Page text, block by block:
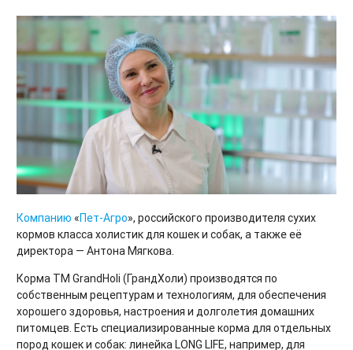
Компанию «Пет-Агро», российского производителя сухих
кормов класса холистик для кошек и собак, а также её
директора — Антона Мягкова.
Корма ТМ GrandHoli (ГрандХоли) производятся по
собственным рецептурам и технологиям, для обеспечения
хорошего здоровья, настроения и долголетия домашних
питомцев. Есть специализированные корма для отдельных
пород кошек и собак: линейка LONG LIFE, например, для